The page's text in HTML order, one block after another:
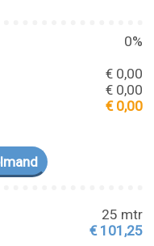
0%
€ 0,00
€ 0,00
€ 0,00
25 mtr
€ 101,25